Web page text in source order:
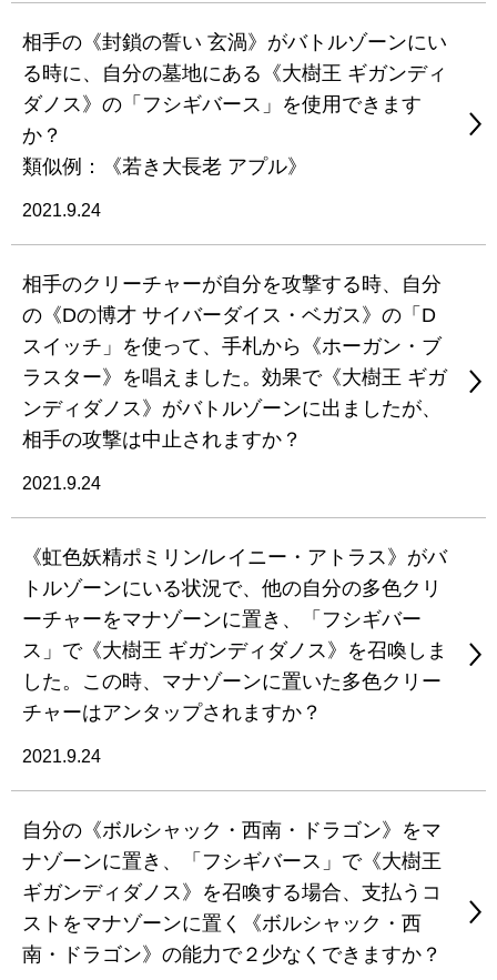
相手の《封鎖の誓い 玄渦》がバトルゾーンにい
る時に、自分の墓地にある《大樹王 ギガンディ
ダノス》の「フシギバース」を使用できます
か？
類似例：《若き大長老 アプル》
2021.9.24
相手のクリーチャーが自分を攻撃する時、自分
の《Dの博才 サイバーダイス・ベガス》の「D
スイッチ」を使って、手札から《ホーガン・ブ
ラスター》を唱えました。効果で《大樹王 ギガ
ンディダノス》がバトルゾーンに出ましたが、
相手の攻撃は中止されますか？
2021.9.24
《虹色妖精ポミリン/レイニー・アトラス》がバ
トルゾーンにいる状況で、他の自分の多色クリ
ーチャーをマナゾーンに置き、「フシギバー
ス」で《大樹王 ギガンディダノス》を召喚しま
した。この時、マナゾーンに置いた多色クリー
チャーはアンタップされますか？
2021.9.24
自分の《ボルシャック・西南・ドラゴン》をマ
ナゾーンに置き、「フシギバース」で《大樹王
ギガンディダノス》を召喚する場合、支払うコ
ストをマナゾーンに置く《ボルシャック・西
南・ドラゴン》の能力で２少なくできますか？